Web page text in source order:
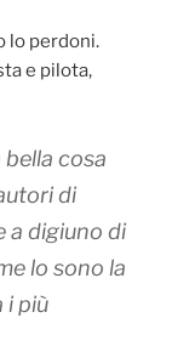
lo perdoni.
e pilota,
cosa
di
a digiuno di
lo sono la
i più